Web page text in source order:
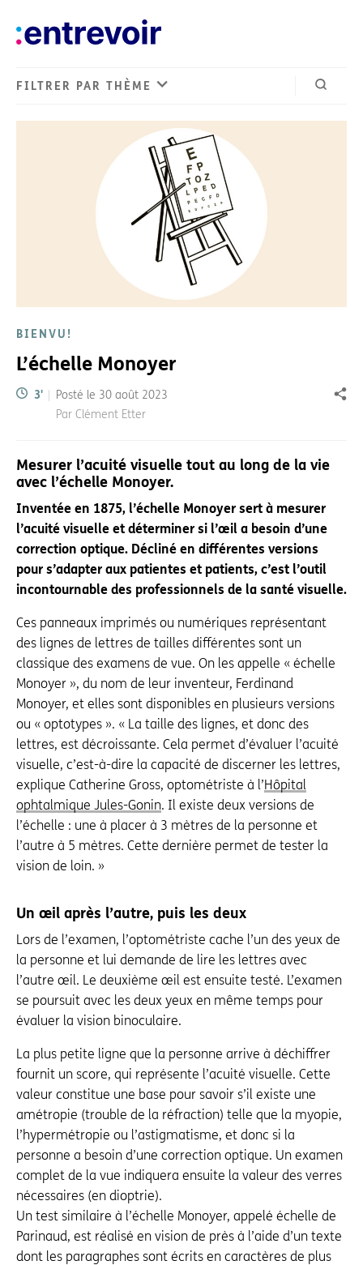
FILTRER PAR THÈME
BIENVU!
L’échelle Monoyer
Temps de lecture:
3' Posté le 30 août 2023
Par Clément Etter
Mesurer l’acuité visuelle tout au long de la vie
avec l’échelle Monoyer.
Inventée en 1875, l’échelle Monoyer sert à mesurer
l’acuité visuelle et déterminer si l’œil a besoin d’une
correction optique. Décliné en différentes versions
pour s’adapter aux patientes et patients, c’est l’outil
incontournable des professionnels de la santé visuelle.
Ces panneaux imprimés ou numériques représentant
des lignes de lettres de tailles différentes sont un
classique des examens de vue. On les appelle « échelle
Monoyer », du nom de leur inventeur, Ferdinand
Monoyer, et elles sont disponibles en plusieurs versions
ou « optotypes ». « La taille des lignes, et donc des
lettres, est décroissante. Cela permet d’évaluer l’acuité
visuelle, c’est-à-dire la capacité de discerner les lettres,
explique Catherine Gross, optométriste à l’Hôpital
ophtalmique Jules-Gonin. Il existe deux versions de
l’échelle : une à placer à 3 mètres de la personne et
l’autre à 5 mètres. Cette dernière permet de tester la
vision de loin. »
Un œil après l’autre, puis les deux
Lors de l’examen, l’optométriste cache l’un des yeux de
la personne et lui demande de lire les lettres avec
l’autre œil. Le deuxième œil est ensuite testé. L’examen
se poursuit avec les deux yeux en même temps pour
évaluer la vision binoculaire.
La plus petite ligne que la personne arrive à déchiffrer
fournit un score, qui représente l’acuité visuelle. Cette
valeur constitue une base pour savoir s’il existe une
amétropie (trouble de la réfraction) telle que la myopie,
l’hypermétropie ou l’astigmatisme, et donc si la
personne a besoin d’une correction optique. Un examen
complet de la vue indiquera ensuite la valeur des verres
nécessaires (en dioptrie).
Un test similaire à l’échelle Monoyer, appelé échelle de
Parinaud, est réalisé en vision de près à l’aide d’un texte
dont les paragraphes sont écrits en caractères de plus